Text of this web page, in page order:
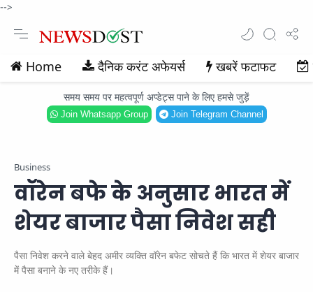
-->
Home दैनिक करंट अफेयर्स खबरें फटाफट
समय समय पर महत्वपूर्ण अप्डेट्स पाने के लिए हमसे जुड़ें
Join Whatsapp Group Join Telegram Channel
Business
वॉरेन बफे के अनुसार भारत में
शेयर बाजार पैसा निवेश सही
पैसा निवेश करने वाले बेहद अमीर व्यक्ति वॉरेन बफेट सोचते हैं कि भारत में शेयर बाजार
में पैसा बनाने के नए तरीके हैं।